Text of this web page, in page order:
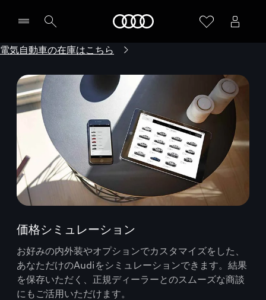
電気自動車の在庫はこちら
価格シミュレーション
お好みの内外装やオプションでカスタマイズをした、
あなただけのAudiをシミュレーションできます。結果
を保存いただく、正規ディーラーとのスムーズな商談
にもご活用いただけます。